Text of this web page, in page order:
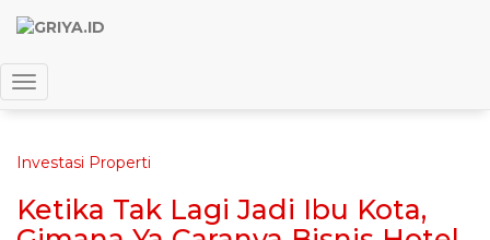
Toggle Navigation
Investasi Properti
Ketika Tak Lagi Jadi Ibu Kota,